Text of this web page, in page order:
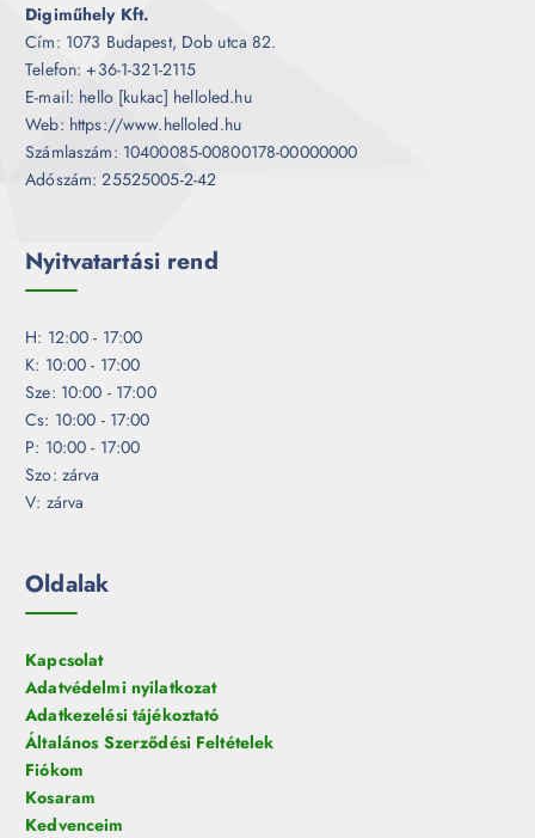
Digiműhely Kft.
Cím: 1073 Budapest, Dob utca 82.
Telefon: +36-1-321-2115
E-mail: hello [kukac] helloled.hu
Web: https://www.helloled.hu
Számlaszám: 10400085-00800178-00000000
Adószám: 25525005-2-42
Nyitvatartási rend
H: 12:00 - 17:00
K: 10:00 - 17:00
Sze: 10:00 - 17:00
Cs: 10:00 - 17:00
P: 10:00 - 17:00
Szo: zárva
V: zárva
Oldalak
Kapcsolat
Adatvédelmi nyilatkozat
Adatkezelési tájékoztató
Általános Szerződési Feltételek
Fiókom
Kosaram
Kedvenceim